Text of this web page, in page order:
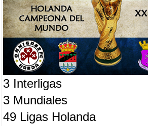
3 Interligas
3 Mundiales
49 Ligas Holanda